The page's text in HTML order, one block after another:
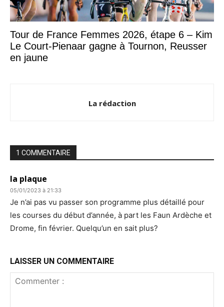
Tour de France Femmes 2026, étape 6 – Kim
Le Court-Pienaar gagne à Tournon, Reusser
en jaune
La rédaction
1 COMMENTAIRE
la plaque
05/01/2023 à 21:33
Je n’ai pas vu passer son programme plus détaillé pour
les courses du début d’année, à part les Faun Ardèche et
Drome, fin février. Quelqu’un en sait plus?
LAISSER UN COMMENTAIRE